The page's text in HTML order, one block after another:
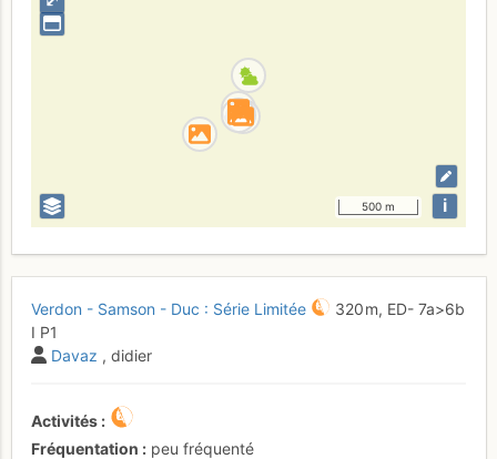
500 m i
Verdon - Samson - Duc : Série Limitée 320 m, ED- 7a>6b
I P1
Davaz , didier
Activités
Fréquentation
peu fréquenté